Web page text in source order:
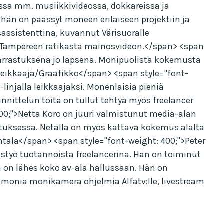
mm. musiikkivideossa, dokkareissa ja
on päässyt moneen erilaiseen projektiin ja
kuvannut Värisuoralle
ratikasta mainosvideon.</span> <span
jo lapsena. Monipuolista kokemusta
Graafikko</span> <span style="font-
linjalla leikkaajaksi. Monenlaisia pieniä
töitä on tullut tehtyä myös freelancer
Koro on juuri valmistunut media-alan
Netalla on myös kattava kokemus alalta
span> <span style="font-weight: 400;">Peter
tuotannoista freelancerina. Hän on toiminut
lähes koko av-ala hallussaan. Hän on
monikamera ohjelmia Alfatv:lle, livestream